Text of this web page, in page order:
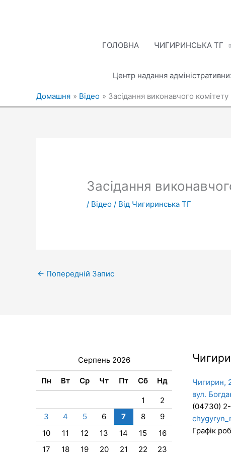
ГОЛОВНА
ЧИГИРИНСЬКА ТГ
Центр надання
Домашня Відео Засідання виконавчого
Засідання
/ Відео / Від Чигиринська ТГ
← Попередній Запис
Серпень 2026
Пн Вт Ср Чт Пт Сб Нд
1
2
3
4 5 6 7 8
9
10
11 12 13 14 15
16
17
18 19 20 21 22 23
Чигирин,
вул.
(04730)
Графік